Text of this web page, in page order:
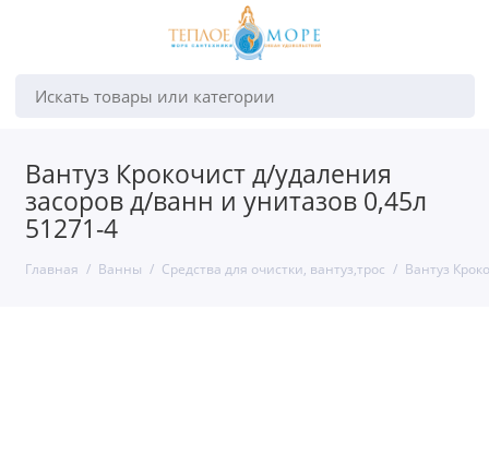
Искать товары или категории
Вантуз Крокочист д/удаления
засоров д/ванн и унитазов 0,45л
51271-4
Главная Ванны Средства для очистки, вантуз,трос Вантуз